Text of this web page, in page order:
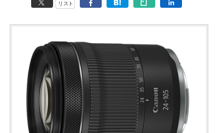
リスト